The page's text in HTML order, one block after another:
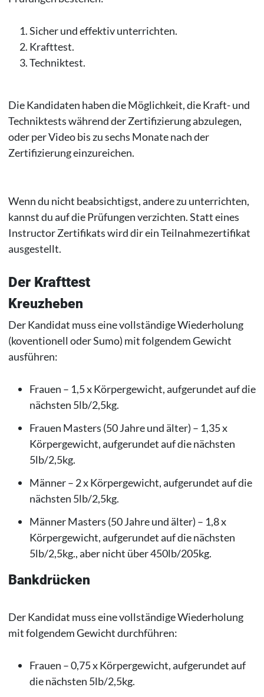
Sicher und effektiv unterrichten.
Krafttest.
Techniktest.
Die Kandidaten haben die Möglichkeit, die Kraft- und
Techniktests während der Zertifizierung abzulegen,
oder per Video bis zu sechs Monate nach der
Zertifizierung einzureichen.
Wenn du nicht beabsichtigst, andere zu unterrichten,
kannst du auf die Prüfungen verzichten. Statt eines
Instructor Zertifikats wird dir ein Teilnahmezertifikat
ausgestellt.
Der Krafttest
Kreuzheben
Der Kandidat muss eine vollständige Wiederholung
(koventionell oder Sumo) mit folgendem Gewicht
ausführen:
Frauen – 1,5 x Körpergewicht, aufgerundet auf die
nächsten 5lb/2,5kg.
Frauen Masters (50 Jahre und älter) – 1,35 x
Körpergewicht, aufgerundet auf die nächsten
5lb/2,5kg.
Männer – 2 x Körpergewicht, aufgerundet auf die
nächsten 5lb/2,5kg.
Männer Masters (50 Jahre und älter) – 1,8 x
Körpergewicht, aufgerundet auf die nächsten
5lb/2,5kg., aber nicht über 450lb/205kg.
Bankdrücken
Der Kandidat muss eine vollständige Wiederholung
mit folgendem Gewicht durchführen:
Frauen – 0,75 x Körpergewicht, aufgerundet auf
die nächsten 5lb/2,5kg.